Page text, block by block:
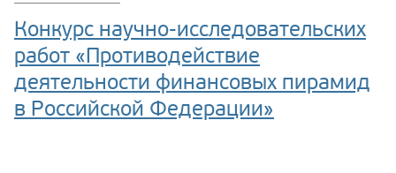
Конкурс научно-исследовательских
работ «Противодействие
деятельности финансовых пирамид
в Российской Федерации»